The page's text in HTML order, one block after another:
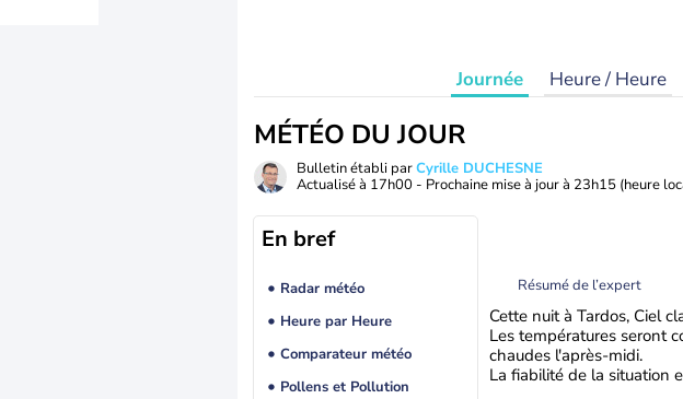
Journée Heure / Heure
MÉTÉO DU JOUR
Bulletin établi parCyrille DUCHESNE
Actualisé à 17h00 - Prochaine mise à jour à 23h15 (heure
En bref
Radar météo
Heure par Heure
Comparateur météo
Pollens et Pollution
Résumé de l’expert
Cette nuit à Tardos, Ciel
Les températures seront
chaudes l'après-midi.
La fiabilité de la situation